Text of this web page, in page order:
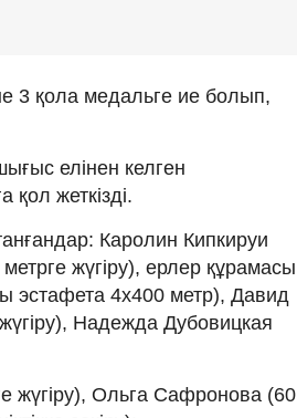
3 қола медальге ие болып,
елінен келген
жеткізді.
Каролин Кипкируи
жүгіру), ерлер құрамасы
эстафета 4х400 метр), Давид
Надежда Дубовицкая
жүгіру), Ольга Сафронова (60